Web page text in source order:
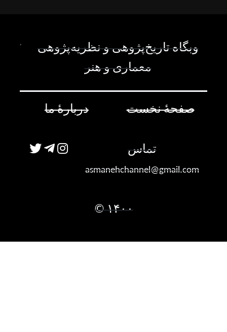
وبگاه تاریخ‌پژوهی و نظریه‌پژوهی
معماری و هنر
صفحۀ نخست دربارۀ ما
تماس
asmanehchannel@gmail.com
۱۴۰۰ ©